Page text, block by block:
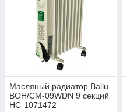
Масляный радиатор Ballu
BOH/CM-09WDN 9 секций
НС-1071472